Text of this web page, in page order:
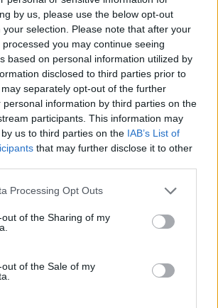
by us, please use the below opt-out
selection. Please note that after your
you may continue seeing
based on personal information utilized by
disclosed to third parties prior to
separately opt-out of the further
personal information by third parties on the
participants. This information may
us to third parties on the IAB’s List of
that may further disclose it to other
Processing Opt Outs
of the Sharing of my
of the Sale of my
az erdélyi hódeszkások, a
között
lapáttal korábbi kiváló
a székelyföldi hódeszkás lányok a
világkupa kanadai záróversenyén.
Henrietta is a legjobb húsz